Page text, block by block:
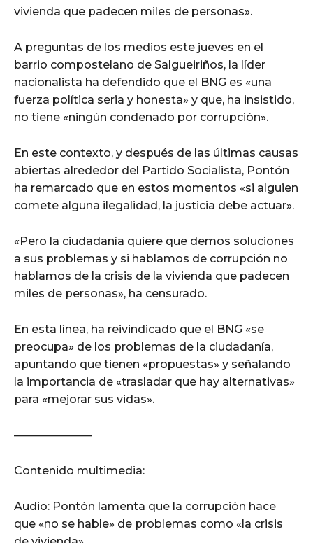
vivienda que padecen miles de personas».
A preguntas de los medios este jueves en el
barrio compostelano de Salgueiriños, la líder
nacionalista ha defendido que el BNG es «una
fuerza política seria y honesta» y que, ha insistido,
no tiene «ningún condenado por corrupción».
En este contexto, y después de las últimas causas
abiertas alrededor del Partido Socialista, Pontón
ha remarcado que en estos momentos «si alguien
comete alguna ilegalidad, la justicia debe actuar».
«Pero la ciudadanía quiere que demos soluciones
a sus problemas y si hablamos de corrupción no
hablamos de la crisis de la vivienda que padecen
miles de personas», ha censurado.
En esta línea, ha reivindicado que el BNG «se
preocupa» de los problemas de la ciudadanía,
apuntando que tienen «propuestas» y señalando
la importancia de «trasladar que hay alternativas»
para «mejorar sus vidas».
———————
Contenido multimedia:
Audio: Pontón lamenta que la corrupción hace
que «no se hable» de problemas como «la crisis